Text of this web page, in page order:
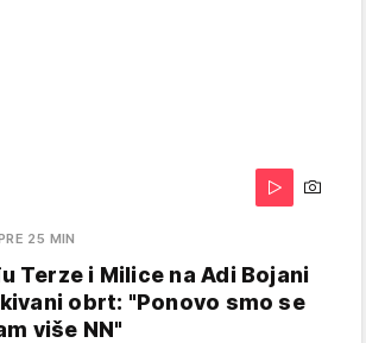
25 MIN
Terze i Milice na Adi Bojani
obrt: "Ponovo smo se
više NN"